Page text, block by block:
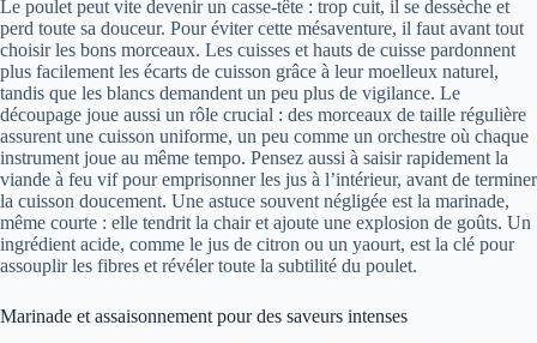
Le poulet peut vite devenir un casse-tête : trop cuit, il se dessèche et
perd toute sa douceur. Pour éviter cette mésaventure, il faut avant tout
choisir les bons morceaux. Les cuisses et hauts de cuisse pardonnent
plus facilement les écarts de cuisson grâce à leur moelleux naturel,
tandis que les blancs demandent un peu plus de vigilance. Le
découpage joue aussi un rôle crucial : des morceaux de taille régulière
assurent une cuisson uniforme, un peu comme un orchestre où chaque
instrument joue au même tempo. Pensez aussi à saisir rapidement la
viande à feu vif pour emprisonner les jus à l’intérieur, avant de terminer
la cuisson doucement. Une astuce souvent négligée est la marinade,
même courte : elle tendrit la chair et ajoute une explosion de goûts. Un
ingrédient acide, comme le jus de citron ou un yaourt, est la clé pour
assouplir les fibres et révéler toute la subtilité du poulet.
Marinade et assaisonnement pour des saveurs intenses